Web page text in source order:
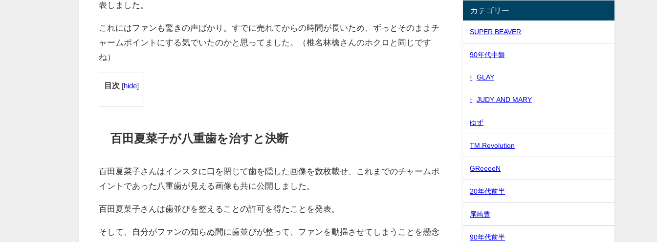
表しました。
これにはファンも驚きの声ばかり。すでに売れてからの時間が長いため、ずっとそのままチ
ャームポイントにする気でいたのかと思ってました。（椎名林檎さんのホクロと同じです
ね）
目次 hide
百田夏菜子が八重歯を治すと決断
百田夏菜子さんはインスタに口を閉じて歯を隠した画像を数枚載せ、これまでのチャームポ
イントであった八重歯が見える画像も共に公開しました。
百田夏菜子さんは歯並びを整えることの許可を得たことを発表。
そして、自分がファンの知らぬ間に歯並びが整って、ファンを動揺させてしまうことを懸念
カテゴリー
SUPER BEAVER
90年代中盤
GLAY
JUDY AND MARY
ゆず
TM.Revolution
GReeeeN
20年代前半
尾崎豊
90年代前半